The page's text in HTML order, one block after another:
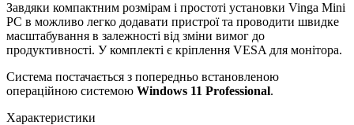
Завдяки компактним розмірам і простоті установки Vinga Mini
PC в можливо легко додавати пристрої та проводити швидке
масштабування в залежності від зміни вимог до
продуктивності. У комплекті є кріплення VESA для монітора.
Система постачається з попередньо встановленою
операційною системою Windows 11 Professional.
Характеристики